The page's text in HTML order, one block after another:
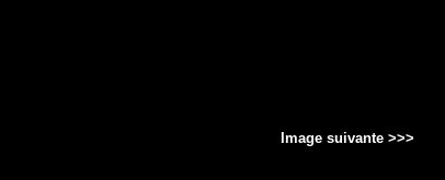
Image suivante >>>